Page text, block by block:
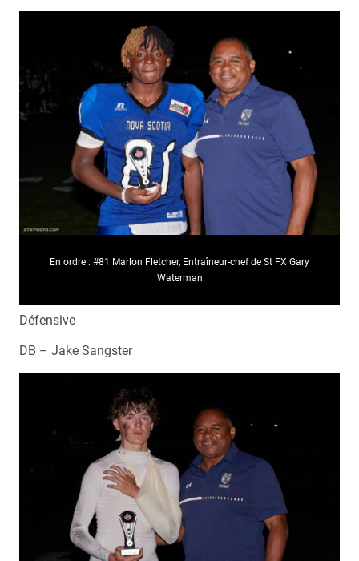
En ordre : #81 Marlon Fletcher, Entraîneur-chef de St FX Gary
Waterman
Défensive
DB – Jake Sangster